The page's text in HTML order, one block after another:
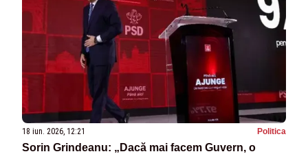
18 iun. 2026, 12:21 Politica
Sorin Grindeanu: „Dacă mai facem Guvern, o